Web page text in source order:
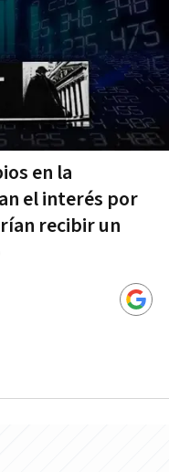
en la
el interés por
recibir un